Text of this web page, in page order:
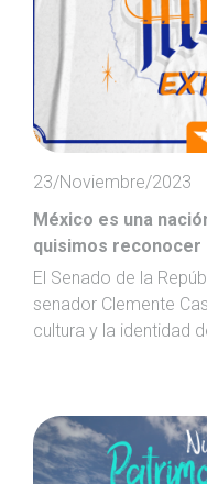
23/Noviembre/2023
México es una
quisimos reconocer
El Senado de la
senador Clemente
cultura y la identidad